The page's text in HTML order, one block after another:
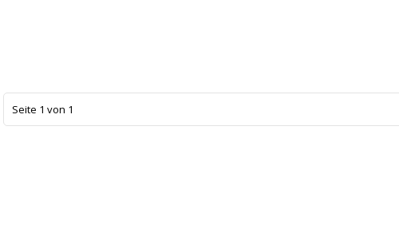
Seite 1 von 1